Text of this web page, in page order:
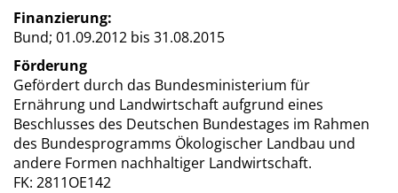
Finanzierung:
Bund; 01.09.2012 bis 31.08.2015
Förderung
Gefördert durch das Bundesministerium für
Ernährung und Landwirtschaft aufgrund eines
Beschlusses des Deutschen Bundestages im Rahmen
des Bundesprogramms Ökologischer Landbau und
andere Formen nachhaltiger Landwirtschaft.
FK: 2811OE142